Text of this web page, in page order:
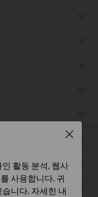
활동 분석, 웹사
사용합니다. 귀
니다. 자세한 내
Close